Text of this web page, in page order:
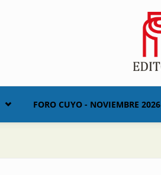
FORO CUYO - NOVIEMBRE 2026